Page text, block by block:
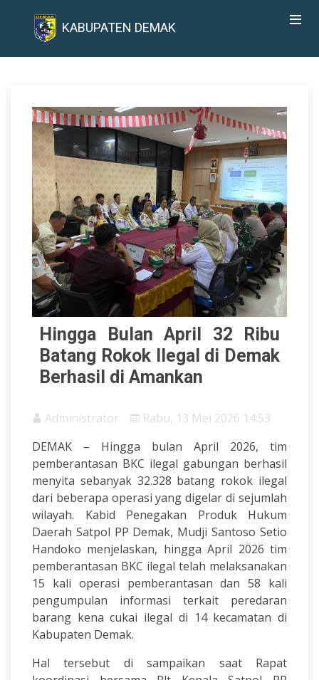
KABUPATEN DEMAK
Hingga Bulan April 32 Ribu
Batang Rokok Ilegal di Demak
Berhasil di Amankan
Administrator
Rabu, 13 Mei 2026 14:53
DEMAK – Hingga bulan April 2026, tim
pemberantasan BKC ilegal gabungan berhasil
menyita sebanyak 32.328 batang rokok ilegal
dari beberapa operasi yang digelar di sejumlah
wilayah. Kabid Penegakan Produk Hukum
Daerah Satpol PP Demak, Mudji Santoso Setio
Handoko menjelaskan, hingga April 2026 tim
pemberantasan BKC ilegal telah melaksanakan
15 kali operasi pemberantasan dan 58 kali
pengumpulan informasi terkait peredaran
barang kena cukai ilegal di 14 kecamatan di
Kabupaten Demak.
Hal tersebut di sampaikan saat Rapat